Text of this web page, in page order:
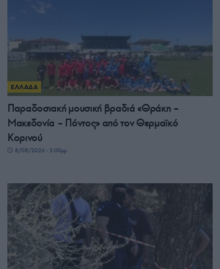
ΕΛΛΑΔΑ
Παραδοσιακή μουσική βραδιά «Θράκη –
Μακεδονία – Πόντος» από τον Θερμαϊκό
Κορινού
8/08/2026 - 3:00μμ